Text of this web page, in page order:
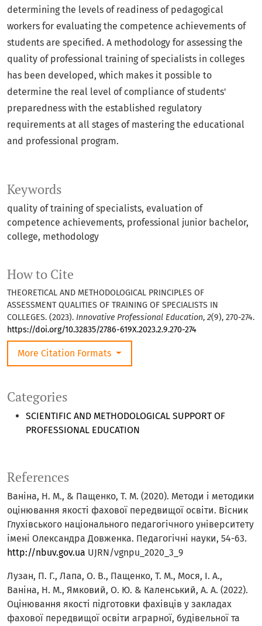
Keywords
quality of training of specialists, evaluation of
competence achievements, professional junior bachelor,
college, methodology
Categories
SCIENTIFIC AND METHODOLOGICAL SUPPORT OF
PROFESSIONAL EDUCATION
How to Cite
THEORETICAL AND METHODOLOGICAL PRINCIPLES OF
ASSESSMENT QUALITIES OF TRAINING OF SPECIALISTS IN
COLLEGES. (2023). Innovative Professional Education, 2(9), 270-274.
https://doi.org/10.32835/2786-619X.2023.2.9.270-274
More Citation Formats
determining the levels of readiness of pedagogical
workers for evaluating the competence achievements of
students are specified. A methodology for assessing the
quality of professional training of specialists in colleges
has been developed, which makes it possible to
determine the real level of compliance of students'
preparedness with the established regulatory
requirements at all stages of mastering the educational
and professional program.
References
Ваніна, Н. М., & Пащенко, Т. М. (2020). Методи і методики
оцінювання якості фахової передвищої освіти. Вісник
Глухівського національного педагогічного університету
імені Олександра Довженка. Педагогічні науки, 54-63.
http://nbuv.gov.ua UJRN/vgnpu_2020_3_9
Лузан, П. Г., Лапа, О. В., Пащенко, Т. М., Мося, І. А.,
Ваніна, Н. М., Ямковий, О. Ю. & Каленський, А. А. (2022).
Оцінювання якості підготовки фахівців у закладах
фахової передвищої освіти аграрної, будівельної та